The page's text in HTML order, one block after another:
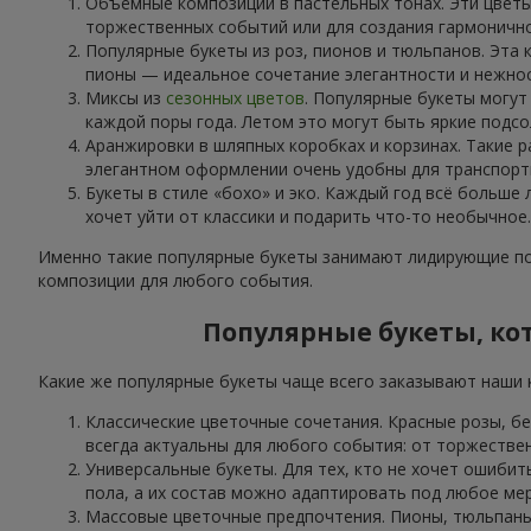
торжественных событий или для создания
Популярные букеты из роз, пионов и тюльпанов.
пионы — идеальное сочетание элегантности и
Миксы из сезонных цветов. Популярные букеты
каждой поры года. Летом это могут быть яркие
Аранжировки в шляпных коробках и корзинах. Такие
элегантном оформлении очень удобны для
Букеты в стиле «бохо» и эко. Каждый год всё
хочет уйти от классики и подарить что-то необычное.
Именно такие популярные букеты занимают лидирующие
композиции для любого события.
Популярные букеты,
Какие же популярные букеты чаще всего заказывают наши
Классические цветочные сочетания. Красные розы,
всегда актуальны для любого события: от
Универсальные букеты. Для тех, кто не хочет
пола, а их состав можно адаптировать под любое
Массовые цветочные предпочтения. Пионы,